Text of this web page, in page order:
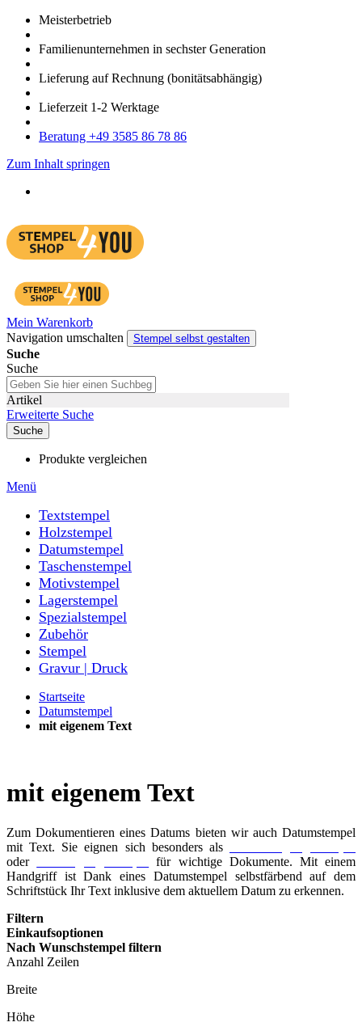
Meister­betrieb
Familien­unter­nehmen in sechster Gene­ration
Lieferung auf Rech­nung (bonitätsabhängig)
Liefer­zeit 1-2 Werk­tage
Bera­tung +49 3585 86 78 86
Zum Inhalt springen
Mein Warenkorb
Navigation umschalten
Stempel selbst gestalten
Suche
Suche
Artikel
Erweiterte Suche
Suche
Produkte vergleichen
Menü
Textstempel
Holzstempel
Datumstempel
Taschenstempel
Motivstempel
Lagerstempel
Spezialstempel
Zubehör
Stempel
Gravur | Druck
Startseite
Datumstempel
mit eigenem Text
mit eigenem Text
Zum Dokumentieren eines Datums bieten wir auch Datumstempel
mit Text. Sie eignen sich besonders als
oder
für wichtige Dokumente. Mit einem
Handgriff ist Dank eines Datumstempel selbstfärbend auf dem
Schriftstück Ihr Text inklusive dem aktuellem Datum zu erkennen.
Filtern
Einkaufsoptionen
Nach Wunschstempel filtern
Anzahl Zeilen
Breite
Höhe